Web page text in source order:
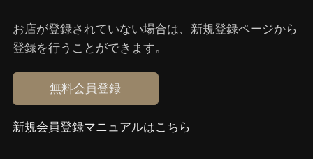
お店が登録されていない場合は、新規登録ページから
登録を⾏うことができます。
無料会員登録
新規会員登録マニュアルはこちら